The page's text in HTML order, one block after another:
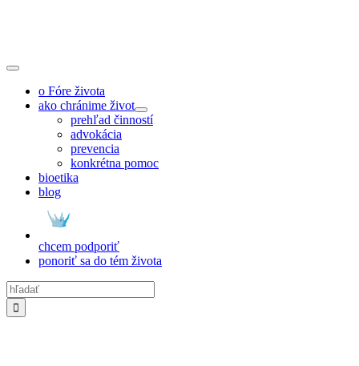
Toggle
Navigationo Fóre života
ako chránime život
prehľad činností
advokácia
prevencia
konkrétna pomoc
bioetika
blog
chcem podporiť
ponoriť sa do tém života
Hľadať: